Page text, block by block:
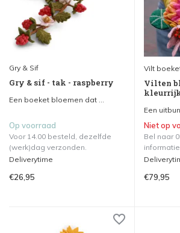
Gry & Sif
Gry & sif - tak - raspberry
Een boeket bloemen dat ...
Op voorraad
Voor 14.00 besteld, dezelfde
(werk)dag verzonden.
Deliverytime
€26,95
Vilt
Vilten
Een
Niet op
Bel naar
€79,95